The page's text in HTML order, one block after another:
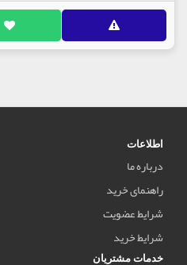
اطلاعات
درباره ما
راهنمای خرید
شرایط عضویت
شرایط خرید
خدمات مشتریان